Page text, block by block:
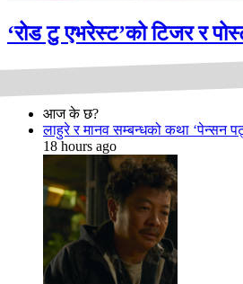
‘रोड टु एभरेस्ट’को टिजर र
आज के छ?
लाहुरे र मानव सम्बन्धको कथा ‘पेन्सन
18 hours ago